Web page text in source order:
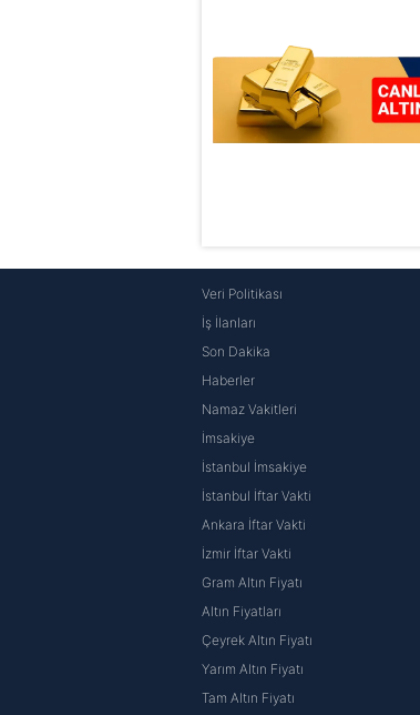
Veri Politikası
İş İlanları
Son Dakika
Haberler
Namaz Vakitleri
İmsakiye
İstanbul İmsakiye
İstanbul İftar Vakti
Ankara İftar Vakti
İzmir İftar Vakti
Gram Altın Fiyatı
Altın Fiyatları
Çeyrek Altın Fiyatı
Yarım Altın Fiyatı
Tam Altın Fiyatı